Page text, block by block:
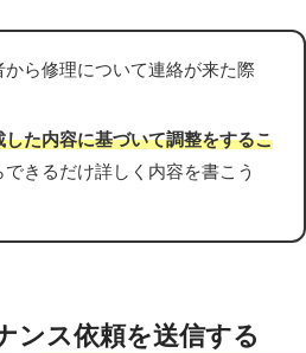
から修理について連絡が来た際
した内容に基づいて調整をするこ
できるだけ詳しく内容を書こう
ンス依頼を送信する